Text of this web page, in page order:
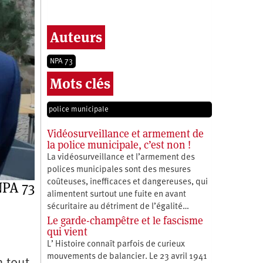
73
Auteurs
NPA 73
Mots clés
police municipale
Vidéosurveillance et armement de
la police municipale, c’est non !
La vidéosurveillance et l’armement des
polices municipales sont des mesures
coûteuses, inefficaces et dangereuses, qui
alimentent surtout une fuite en avant
sécuritaire au détriment de l’égalité…
Le garde-champêtre et le fascisme
qui vient
L’ Histoire connaît parfois de curieux
mouvements de balancier. Le 23 avril 1941